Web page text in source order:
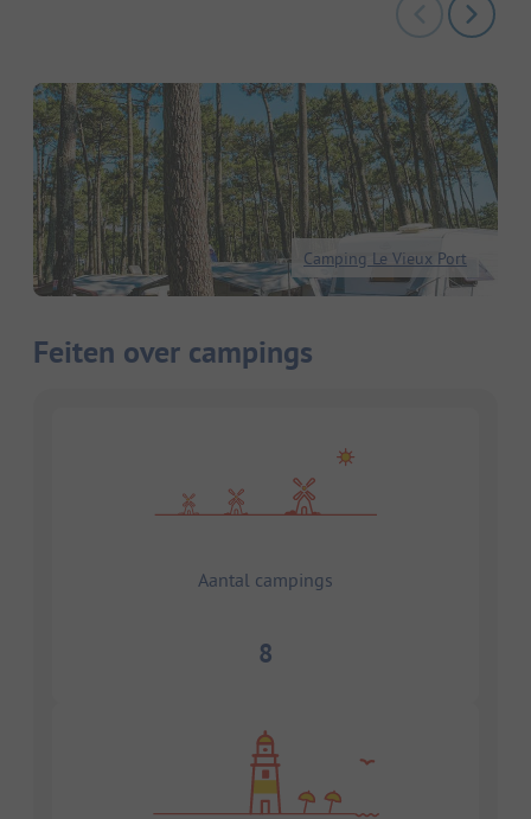
Camping Le Vieux Port
Feiten over campings
Aantal campings
8